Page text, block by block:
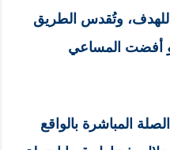
للهدف، وتُقدس الطريق
أفضت المساعي
المباشرة بالواقع